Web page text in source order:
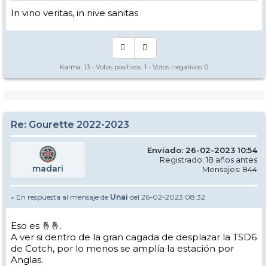
www.le64.fr
Conseiller départemental du canton de la Montagne basque
Vice-président en charge des politiques de la montagne et de la
Délégué au plan montagne - Délégué aux relations avec la Navarre
In vino veritas, in nive sanitas
Karma: 13 - Votos positivos: 1 - Votos negativos: 0
Re: Gourette 2022-2023
madari
Enviado: 26-02-2023 10:54
Registrado: 18 años antes
Mensajes: 844
» En respuesta al mensaje de Unai del 26-02-2023 08:32
Eso es 🤞🤞.
A ver si dentro de la gran cagada de desplazar la TSD6
de Cotch, por lo menos se amplía la estación por
Anglas.